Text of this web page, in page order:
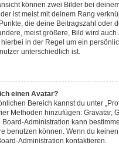
können zwei Bilder bei
ist meist mit deinem Rang
die deine Beitragszahl oder
meist größere, Bild wird auch
hierbei in der Regel um ein
unterschiedlich ist.
einen Avatar?
Bereich kannst du unter
Methoden hinzufügen: Gravatar,
Board-Administration kann
benutzen können. Wenn du
Administration kontaktieren.